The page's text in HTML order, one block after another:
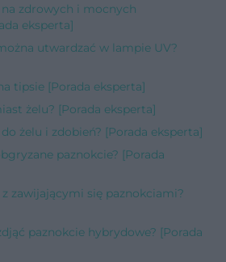
zdrowych i mocnych
eksperta]
utwardzać w lampie UV?
tipsie [Porada eksperta]
żelu? [Porada eksperta]
żelu i zdobień? [Porada eksperta]
paznokcie? [Porada
zawijającymi się paznokciami?
paznokcie hybrydowe? [Porada